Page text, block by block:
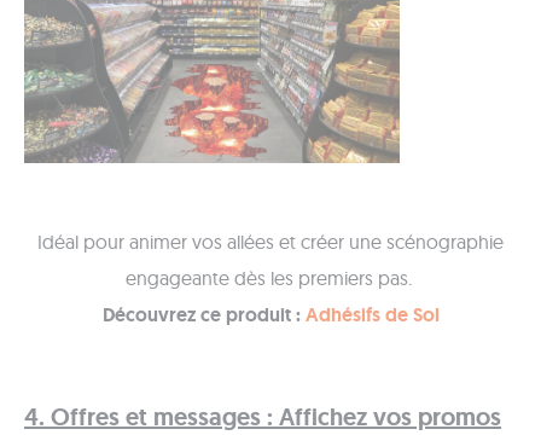
Idéal pour animer vos allées et créer une scénographie
engageante dès les premiers pas.
Découvrez ce produit :Adhésifs de Sol
4. Offres et messages : Affichez vos promos